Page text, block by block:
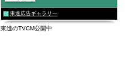
東進広告ギャラリー
東進のTVCM公開中